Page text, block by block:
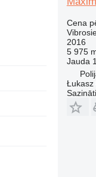
Cena
2016
5 975
Jauda
Łukasz